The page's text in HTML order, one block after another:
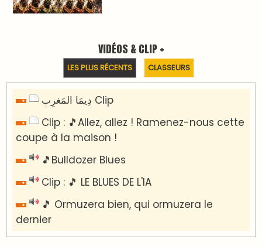
VIDÉOS & CLIP +
LES PLUS RÉCENTS CLASSEURS
دِيمَا المَغرِب Clip
Clip : 🎵Allez, allez ! Ramenez-nous cette
coupe à la maison !
🎵Bulldozer Blues
Clip : 🎵 LE BLUES DE L'IA
🎵 Ormuzera bien, qui ormuzera le
dernier